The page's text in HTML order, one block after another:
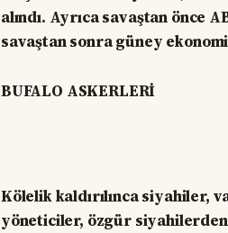
alındı. Ayrıca savaştan önce
savaştan sonra güney
BUFALO ASKERLERİ
Kölelik kaldırılınca siyahiler,
yöneticiler, özgür